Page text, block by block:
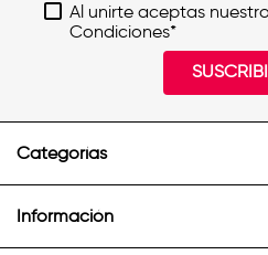
Al unirte aceptas
Condiciones*
Categorías
Información